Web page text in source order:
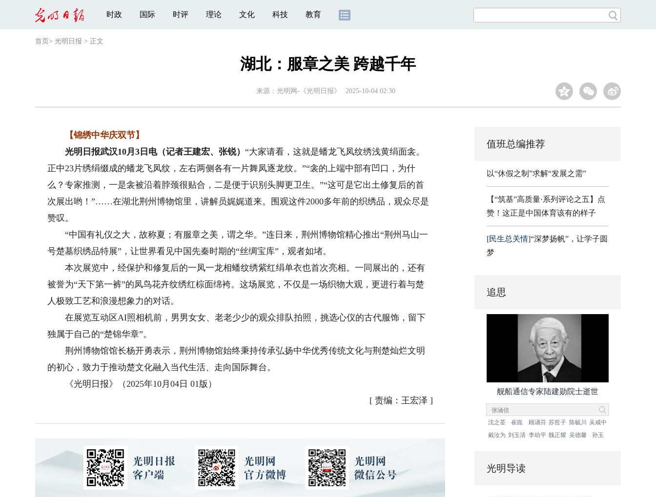
时政 国际 时评 理论 文化 科技 教育
首页 > 光明日报 > 正文
湖北：服章之美 跨越千年
来源： 光明网-《光明日报》 2025-10-04 02:30
【锦绣中华庆双节】
光明日报武汉10月3日电（记者王建宏、张锐） “大家请看，这就是蟠龙飞凤纹绣浅黄绢面衾。
正中23片绣绢缀成的蟠龙飞凤纹，左右两侧各有一片舞凤逐龙纹。”“衾的上端中部有凹口，为什
么？专家推测，一是衾被沿着脖颈很贴合，二是便于识别头脚更卫生。”“这可是它出土修复后的首
次展出哟！”……在湖北荆州博物馆里，讲解员娓娓道来。围观这件2000多年前的织绣品，观众尽是
赞叹。
“中国有礼仪之大，故称夏；有服章之美，谓之华。”连日来，荆州博物馆精心推出“荆州马山一
号楚墓织绣品特展”，让世界看见中国先秦时期的“丝绸宝库”，观者如堵。
本次展览中，经保护和修复后的一凤一龙相蟠纹绣紫红绢单衣也首次亮相。一同展出的，还有
被誉为“天下第一裤”的凤鸟花卉纹绣红棕面绵袴。这场展览，不仅是一场织物大观，更进行着与楚
人极致工艺和浪漫想象力的对话。
在展览互动区AI照相机前，男男女女、老老少少的观众排队拍照，挑选心仪的古代服饰，留下
独属于自己的“楚锦华章”。
荆州博物馆馆长杨开勇表示，荆州博物馆始终秉持传承弘扬中华优秀传统文化与荆楚灿烂文明
的初心，致力于推动楚文化融入当代生活、走向国际舞台。
《光明日报》（2025年10月04日 01版）
[ 责编：王宏泽 ]
值班总编推荐
以“休假之制”求解“发展之需”
【“筑基”高质量·系列评论之五】点
赞！这正是中国体育该有的样子
[民生总关情]“深梦扬帆”，让学子圆
梦
追思
舰船通信专家陆建勋院士逝世
沈之荃 崔崑 顾诵芬 苏哲子 陈毓川
吴咸中
戴汝为 刘玉清 李幼平 魏正耀 吴德馨 孙玉
光明导读